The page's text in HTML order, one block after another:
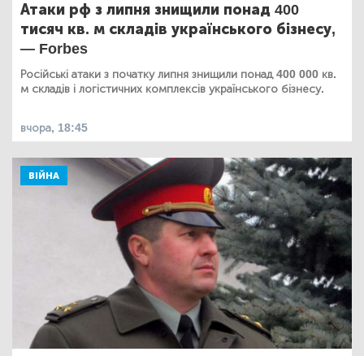
Атаки рф з липня знищили понад 400
тисяч кв. м складів українського бізнесу,
— Forbes
Російські атаки з початку липня знищили понад 400 000 кв.
м складів і логістичних комплексів українського бізнесу.
вчора, 18:45
ВІЙНА